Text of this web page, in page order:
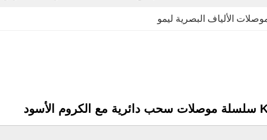
الألياف البصرية ليمو